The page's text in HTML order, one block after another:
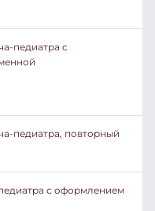
педиатра с
педиатра, повторный
с оформлением